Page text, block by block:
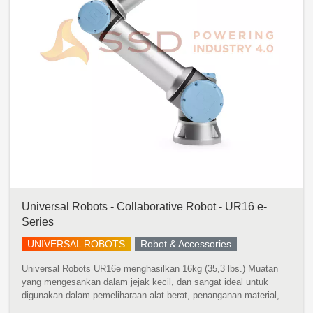
Universal Robots - Collaborative Robot - UR16 e-
Series
UNIVERSAL ROBOTS Robot & Accessories
Universal Robots UR16e menghasilkan 16kg (35,3 lbs.) Muatan
yang mengesankan dalam jejak kecil, dan sangat ideal untuk
digunakan dalam pemeliharaan alat berat, penanganan material,